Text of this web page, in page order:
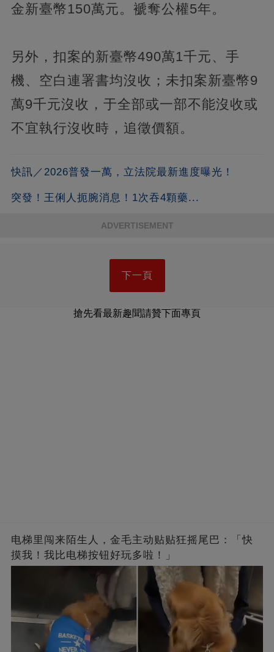
金新臺幣150萬元。褫奪公權5年。
另外，扣案的新臺幣490萬1千元、手
機、空白連署書均沒收；未扣案新臺幣9
萬9千元沒收，于全部或一部不能沒收或
不宜執行沒收時，追徵價額。
快訊／2026普發一萬，立法院最新進度曝光！
突發！王俐人扼腕消息！1次吞4顆藥...
ADVERTISEMENT
下一頁
搶先看最新趣聞請贊下面專頁
电梯里闯来陌生人，金毛主动贴贴狂摇尾巴：「快
摸我！我比电梯按钮好玩多啦！」